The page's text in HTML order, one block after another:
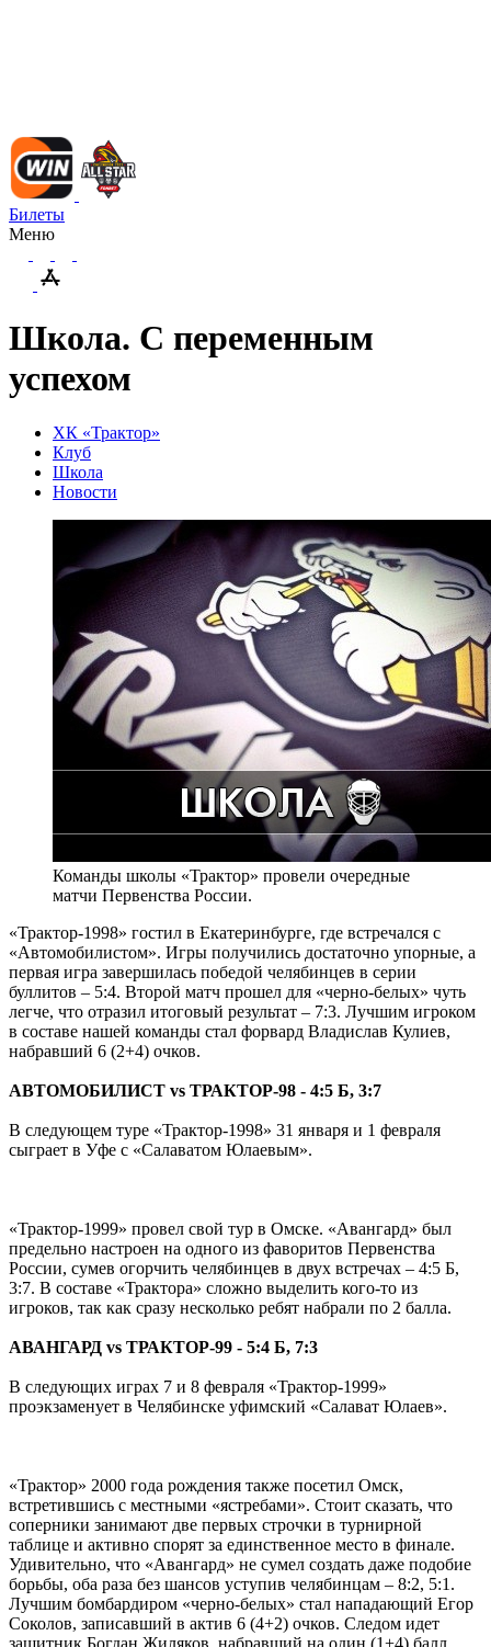
Билеты
Меню
Школа. С переменным
успехом
ХК «Трактор»
Клуб
Школа
Новости
Команды школы «Трактор» провели очередные
матчи Первенства России.
«Трактор-1998» гостил в Екатеринбурге, где встречался с
«Автомобилистом». Игры получились достаточно упорные, а
первая игра завершилась победой челябинцев в серии
буллитов – 5:4. Второй матч прошел для «черно-белых» чуть
легче, что отразил итоговый результат – 7:3. Лучшим игроком
в составе нашей команды стал форвард Владислав Кулиев,
набравший 6 (2+4) очков.
АВТОМОБИЛИСТ vs ТРАКТОР-98 - 4:5 Б, 3:7
В следующем туре «Трактор-1998» 31 января и 1 февраля
сыграет в Уфе с «Салаватом Юлаевым».
«Трактор-1999» провел свой тур в Омске. «Авангард» был
предельно настроен на одного из фаворитов Первенства
России, сумев огорчить челябинцев в двух встречах – 4:5 Б,
3:7. В составе «Трактора» сложно выделить кого-то из
игроков, так как сразу несколько ребят набрали по 2 балла.
АВАНГАРД vs ТРАКТОР-99 - 5:4 Б, 7:3
В следующих играх 7 и 8 февраля «Трактор-1999»
проэкзаменует в Челябинске уфимский «Салават Юлаев».
«Трактор» 2000 года рождения также посетил Омск,
встретившись с местными «ястребами». Стоит сказать, что
соперники занимают две первых строчки в турнирной
таблице и активно спорят за единственное место в финале.
Удивительно, что «Авангард» не сумел создать даже подобие
борьбы, оба раза без шансов уступив челябинцам – 8:2, 5:1.
Лучшим бомбардиром «черно-белых» стал нападающий Егор
Соколов, записавший в актив 6 (4+2) очков. Следом идет
защитник Богдан Жиляков, набравший на один (1+4) балл